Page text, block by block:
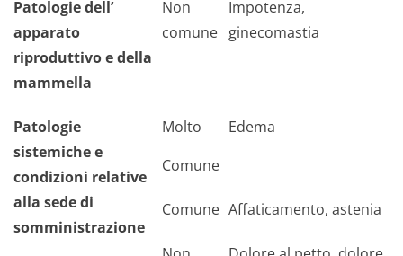
Patologie dell’
apparato
riproduttivo e della
mammella
Non
comune
Impotenza,
ginecomastia
Patologie
sistemiche e
condizioni relative
alla sede di
somministrazione
Molto
Comune
Edema
Comune Affaticamento, astenia